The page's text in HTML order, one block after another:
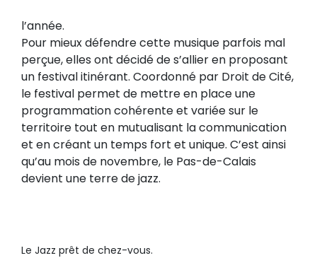
l’année.
Pour mieux défendre cette musique parfois mal
perçue, elles ont décidé de s’allier en proposant
un festival itinérant. Coordonné par Droit de Cité,
le festival permet de mettre en place une
programmation cohérente et variée sur le
territoire tout en mutualisant la communication
et en créant un temps fort et unique. C’est ainsi
qu’au mois de novembre, le Pas-de-Calais
devient une terre de jazz.
Le Jazz prêt de chez-vous.